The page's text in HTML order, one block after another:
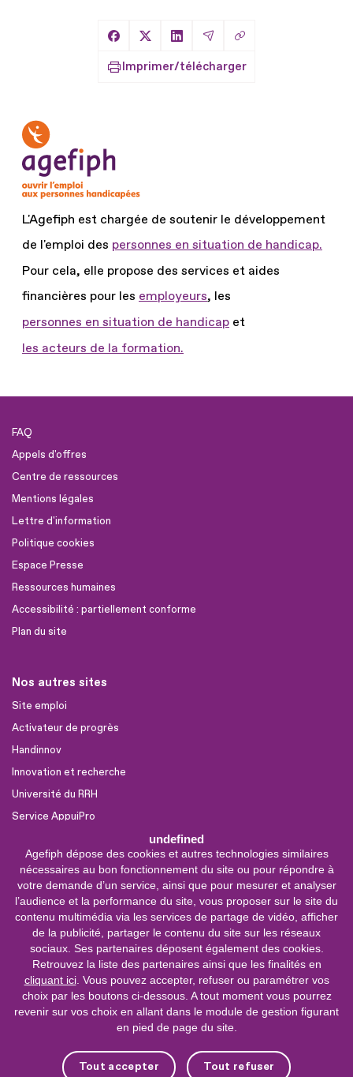
undefined
Agefiph dépose des cookies et autres technologies similaires
nécessaires au bon fonctionnement du site ou pour répondre à
votre demande d’un service, ainsi que pour mesurer et analyser
l’audience et la performance du site, vous proposer sur le site du
contenu multimédia via les services de partage de vidéo, afficher
de la publicité, partager le contenu du site sur les réseaux
sociaux. Ses partenaires déposent également des cookies.
Retrouvez la liste des partenaires ainsi que les finalités en
cliquant ici. Vous pouvez accepter, refuser ou paramétrer vos
choix par les boutons ci-dessous. A tout moment vous pourrez
revenir sur vos choix en allant dans le module de gestion figurant
en pied de page du site.
Tout accepter Tout refuser
Partager sur Facebook
Partager sur X
Partager sur LinkedIn
Partager par Email
Copier le lien
Imprimer/télécharger
L'Agefiph est chargée de soutenir le développement
de l'emploi des personnes en situation de handicap.
Pour cela, elle propose des services et aides
financières pour les employeurs, les
personnes en situation de handicap et
les acteurs de la formation.
FAQ
Appels d'offres
Centre de ressources
Mentions légales
Lettre d'information
Politique cookies
Espace Presse
Ressources humaines
Accessibilité : partiellement conforme
Plan du site
Nos autres sites
Site emploi
Activateur de progrès
Handinnov
Innovation et recherche
Université du RRH
Service AppuiPro
Nous suivre
Youtube
Linkedin
Facebook
0 800 11 10 09
Service &
appel gratuits
Nous contacter
Plateforme de mise en contact LSF